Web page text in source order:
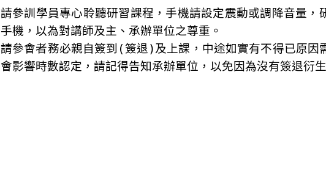
請參訓學員專心聆聽研習課程，手機請設定震動或調降音量，
手機，以為對講師及主、承辦單位之尊重。
請參會者務必親自簽到 (簽退)及上課，中途如實有不得已原因
會影響時數認定，請記得告知承辦單位，以免因為沒有簽退衍